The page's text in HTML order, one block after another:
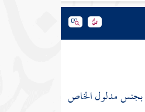
بجنس مدلول الخاص